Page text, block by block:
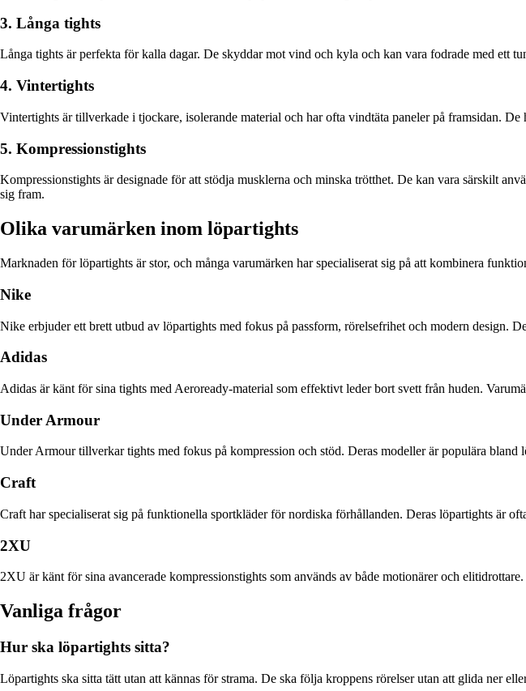
3. Långa tights
Långa tights är perfekta för kalla dagar. De skyddar mot vind och kyla och kan vara fodrade med ett
4. Vintertights
Vintertights är tillverkade i tjockare, isolerande material och har ofta vindtäta paneler på framsidan.
5. Kompressionstights
Kompressionstights är designade för att stödja musklerna och minska trötthet. De kan vara särskilt
sig fram.
Olika varumärken inom löpartights
Marknaden för löpartights är stor, och många varumärken har specialiserat sig på att kombinera
Nike
Nike erbjuder ett brett utbud av löpartights med fokus på passform, rörelsefrihet och modern
Adidas
Adidas är känt för sina tights med Aeroready-material som effektivt leder bort svett från huden.
Under Armour
Under Armour tillverkar tights med fokus på kompression och stöd. Deras modeller är populära
Craft
Craft har specialiserat sig på funktionella sportkläder för nordiska förhållanden. Deras löpartights är
2XU
2XU är känt för sina avancerade kompressionstights som används av både motionärer och
Vanliga frågor
Hur ska löpartights sitta?
Löpartights ska sitta tätt utan att kännas för strama. De ska följa kroppens rörelser utan att glida ner